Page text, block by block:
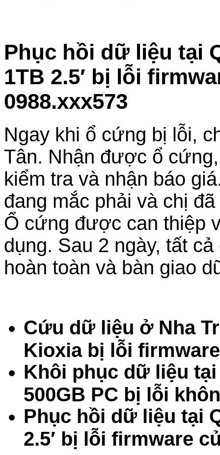
Phục hồi dữ liệu tại
1TB 2.5′ bị lỗi
0988.xxx573
Ngay khi ổ cứng bị lỗi,
Tân. Nhận được ổ
kiểm tra và nhận báo
đang mắc phải và chị
Ổ cứng được can thiệp
dụng. Sau 2 ngày, tất
hoàn toàn và bàn giao
Cứu dữ liệu ở Nha
Kioxia bị lỗi
Khôi phục dữ liệu
500GB PC bị lỗi
Phục hồi dữ liệu tại
2.5′ bị lỗi firmware